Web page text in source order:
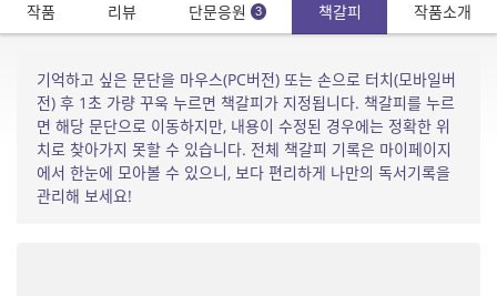
작품 리뷰 단문응원 3 책갈피 작품소개
기억하고 싶은 문단을 마우스(PC버전) 또는 손으로 터치(모바일버
전) 후 1초 가량 꾸욱 누르면 책갈피가 지정됩니다. 책갈피를 누르
면 해당 문단으로 이동하지만, 내용이 수정된 경우에는 정확한 위
치로 찾아가지 못할 수 있습니다. 전체 책갈피 기록은 마이페이지
에서 한눈에 모아볼 수 있으니, 보다 편리하게 나만의 독서기록을
관리해 보세요!